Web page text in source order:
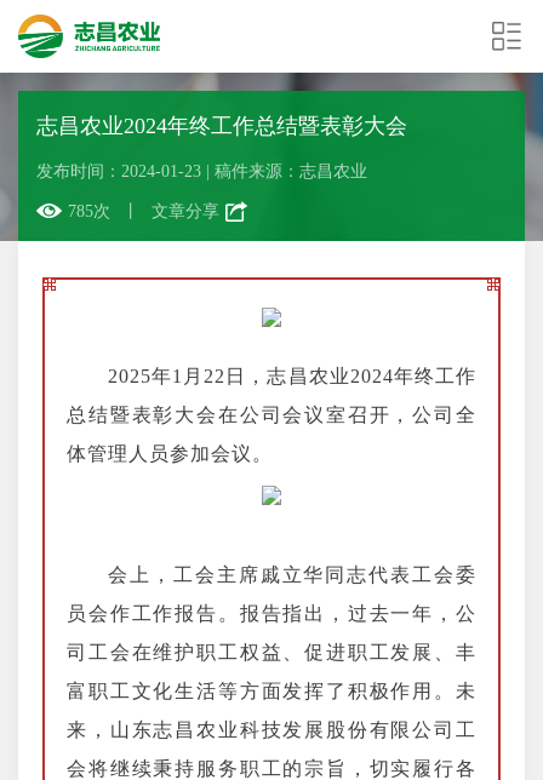
志昌农业2024年终工作总结暨表彰大会
发布时间：2024-01-23 稿件来源：志昌农业
785次 文章分享
2025年1月22日，志昌农业2024年终工作
总结暨表彰大会在公司会议室召开，公司全
体管理人员参加会议。
会上，工会主席戚立华同志代表工会委
员会作工作报告。报告指出，过去一年，公
司工会在维护职工权益、促进职工发展、丰
富职工文化生活等方面发挥了积极作用。未
来，山东志昌农业科技发展股份有限公司工
会将继续秉持服务职工的宗旨，切实履行各